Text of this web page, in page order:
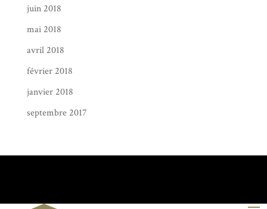
juin 2018
mai 2018
avril 2018
février 2018
janvier 2018
septembre 2017